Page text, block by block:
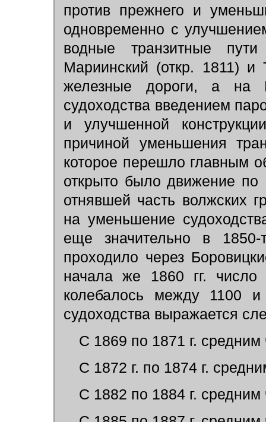
против прежнего и
одновременно с
водные транзитные
Мариинский (откр. 1811) и
железные дороги, а на
судоходства введением
и улучшенной
причиной уменьшения
которое перешло главным
открыто было движение по
отнявшей часть волжских
на уменьшение
еще значительно в
проходило через
начала же 1860 гг.
колебалось между 1100
судоходства выражается
С 1869 по 1871 г.
С 1872 г. по 1874 г.
С 1882 по 1884 г.